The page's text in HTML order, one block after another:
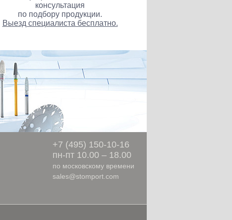
консультация
по подбору продукции.
Выезд специалиста бесплатно.
+7 (495) 150-10-16
пн-пт 10.00 – 18.00
по московскому времени
sales@stomport.com